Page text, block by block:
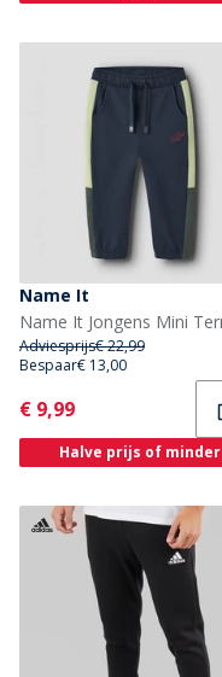
Name It
Adviesprijs€ 22,99
Bespaar€ 13,00
Current
€ 9,99
Halve prijs of minder